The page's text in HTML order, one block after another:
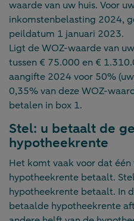
waarde van uw huis. Voor
inkomstenbelasting 2024,
peildatum 1 januari 2023.
Ligt de WOZ-waarde van
tussen € 75.000 en €
aangifte 2024 voor 50%
0,35% van deze WOZ-
betalen in box 1.
Stel: u betaalt de
hypotheekrente
Het komt vaak voor dat
hypotheekrente betaalt.
hypotheekrente betaalt. In
betaalde hypotheekrente